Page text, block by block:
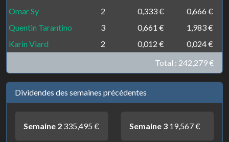
Omar Sy
2 0,333 €
0,666 €
Quentin Tarantino
3 0,661 €
1,983 €
Karin Viard
2 0,012 €
0,024 €
Total : 242,279 €
Dividendes des semaines précédentes
Semaine 2 335,495 € Semaine 3 19,567 €